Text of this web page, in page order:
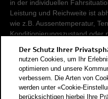
in der individuellen
Leistung und Reichweite ist
wie z.B. Aussentemperatur,
Konditionierungszustand oder
Damit Energieverbräuche
(Benzin, Diesel, Gas, Strom,
zusätzlich als sogenannte
Der Schutz Ihrer
nutzen Cookies, um Ihr
optimieren und unsere
verbessern. Die Arten von
werden unter «Cookie-
berücksichtigen hierbei Ihre